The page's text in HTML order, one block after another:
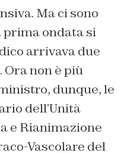
Ma ci sono
prima ondata si
arrivava due
Ora non è più
dunque, le
dell’Unità
e Rianimazione
Vascolare del